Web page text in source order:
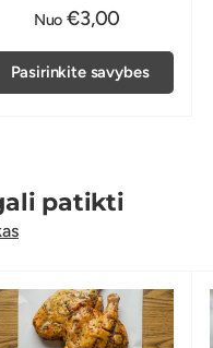
Nuo €3,00
Pasirinkite savybes
patikti